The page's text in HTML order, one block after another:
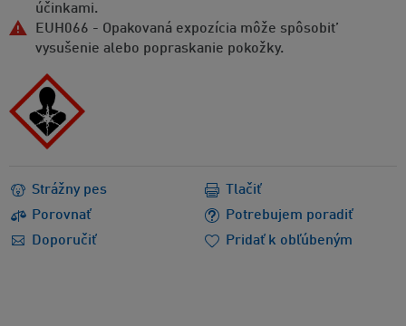
účinkami.
EUH066 - Opakovaná expozícia môže spôsobit’
vysušenie alebo popraskanie pokožky.
Strážny pes
Porovnať
Potrebujem poradiť
Doporučiť
Tlačiť
Pridať k obľúbeným